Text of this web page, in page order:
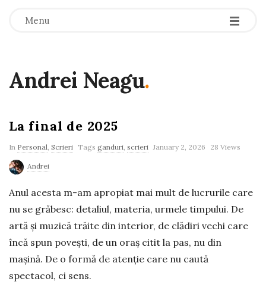
Menu -
-
-
Andrei Neagu.
La final de 2025
In Personal, Scrieri Tags ganduri, scrieri January 2, 2026 28 Views
Andrei
Anul acesta m-am apropiat mai mult de lucrurile care
nu se grăbesc: detaliul, materia, urmele timpului. De
artă și muzică trăite din interior, de clădiri vechi care
încă spun povești, de un oraș citit la pas, nu din
mașină. De o formă de atenție care nu caută
spectacol, ci sens.